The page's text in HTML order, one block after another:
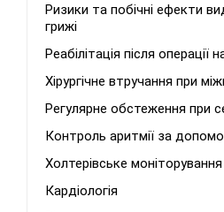
Ризики та побічні ефекти
грижі
Реабілітація після операції
Хірургічне втручання при
Регулярне обстеження при
Контроль аритмії за
Холтерівське
Кардіологія